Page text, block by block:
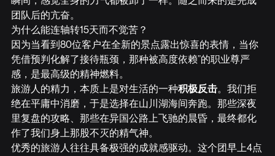
团队后的亢奋。
为什么能连轴转15天而不觉苦？
因为当看到80位客户在全新的景点露出惊喜的表情，当你
凭借预判化解了接待瓶颈，那种被高度依赖”的职业尊严
感，是最高级的精神燃料。
旅游人的精力，本质上是对生活的一种积极反击。我们拒
绝在平庸中消磨，于是选择在山川湖海间奔跑。那些深夜
里复盘的攻略、那些在异国公路上飞驰的晨昏，最终都化
作了我们身上那股不灭的精气神。
优秀的旅游人往往具备极强的成就感驱动。这个团早上4点